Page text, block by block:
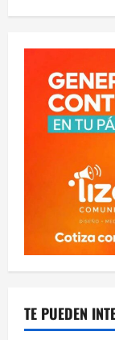
TE PUEDEN